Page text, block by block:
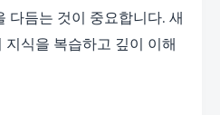
다듬는 것이 중요합니다. 새
식을 복습하고 깊이 이해